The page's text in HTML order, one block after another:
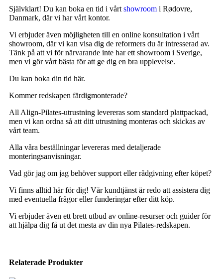
Självklart! Du kan boka en tid i vårt showroom i Rødovre,
Danmark, där vi har vårt kontor.
Vi erbjuder även möjligheten till en online konsultation i vårt
showroom, där vi kan visa dig de reformers du är intresserad av.
Tänk på att vi för närvarande inte har ett showroom i Sverige,
men vi gör vårt bästa för att ge dig en bra upplevelse.
Du kan boka din tid här.
Kommer redskapen färdigmonterade?
All Align-Pilates-utrustning levereras som standard plattpackad,
men vi kan ordna så att ditt utrustning monteras och skickas av
vårt team.
Alla våra beställningar levereras med detaljerade
monteringsanvisningar.
Vad gör jag om jag behöver support eller rådgivning efter köpet?
Vi finns alltid här för dig! Vår kundtjänst är redo att assistera dig
med eventuella frågor eller funderingar efter ditt köp.
Vi erbjuder även ett brett utbud av online-resurser och guider för
att hjälpa dig få ut det mesta av din nya Pilates-redskapen.
Relaterade Produkter